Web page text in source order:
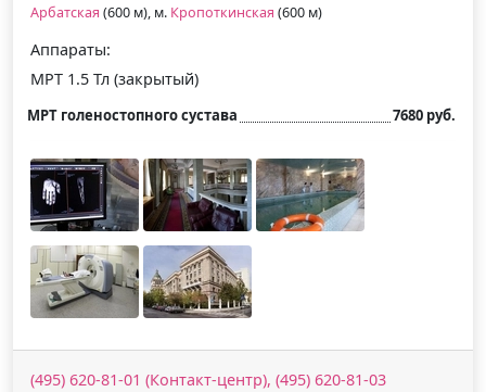
Арбатская (600 м), м. Кропоткинская (600 м)
Аппараты:
МРТ 1.5 Тл (закрытый)
МРТ голеностопного сустава 7680 руб.
(495) 620-81-01 (Контакт-центр), (495) 620-81-03